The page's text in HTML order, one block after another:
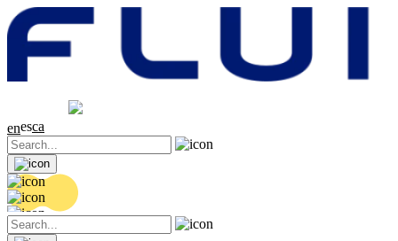
0.41 (+2.07%)
enesca